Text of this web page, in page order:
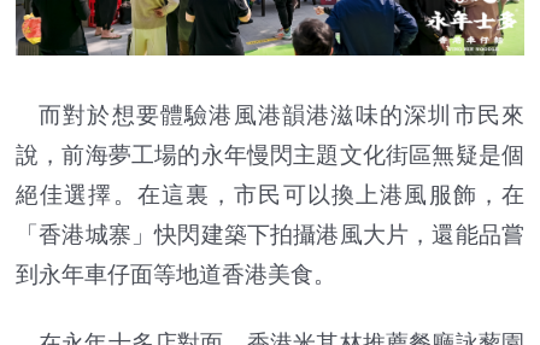
而對於想要體驗港風港韻港滋味的深圳市民來
說，前海夢工場的永年慢閃主題文化街區無疑是個
絕佳選擇。在這裏，市民可以換上港風服飾，在
「香港城寨」快閃建築下拍攝港風大片，還能品嘗
到永年車仔面等地道香港美食。